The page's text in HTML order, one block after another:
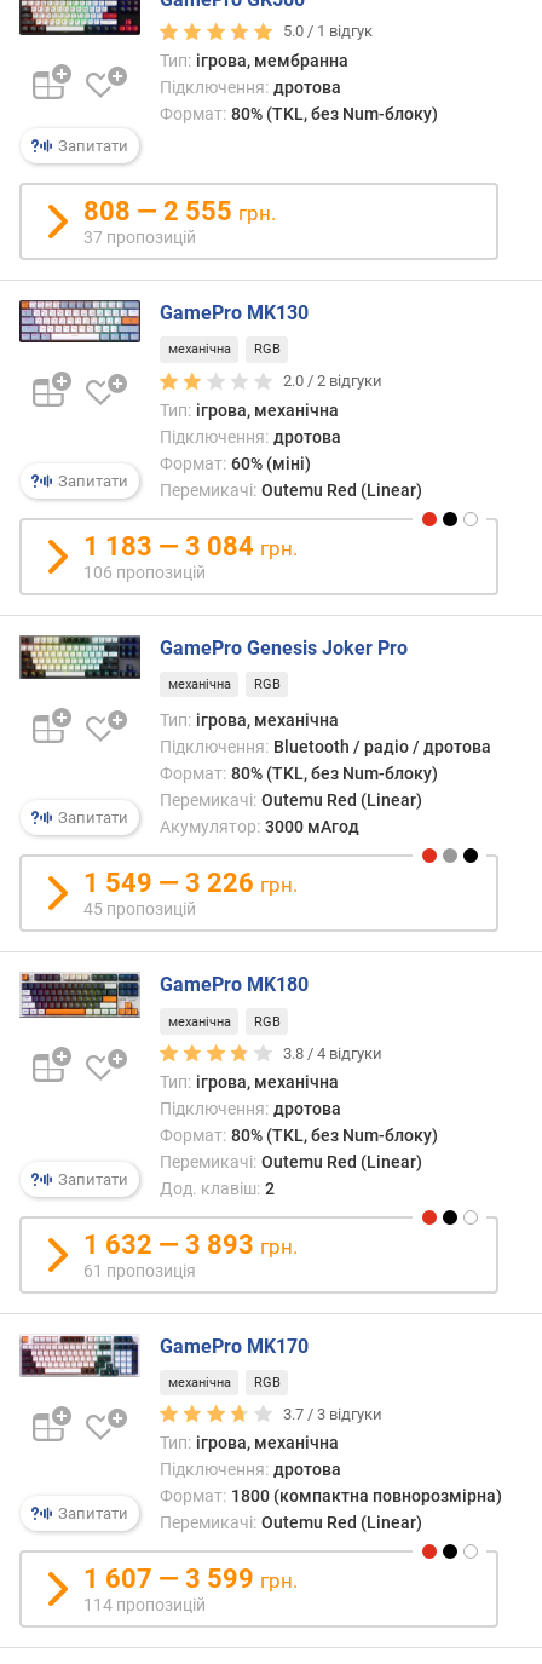
ю
п
о
з
и
ц
і
й
в
р
с
B
l
u
e
t
o
o
t
т
д
а
н
а
л
ь
п
ш
е
т
а
р
з
к
а
х
і
д
к
л
Запитати
5.0 / 1 відгук
Тип: ігрова, мембранна
Підключення: дротова
Формат: 80% (TKL, без Num-блоку)
808 — 2 555 грн.
37 пропозицій
Запитати
GamePro MK130
механічна RGB
2.0 /2 відгуки
Тип: ігрова, механічна
Підключення: дротова
Формат: 60% (міні)
Перемикачі: Outemu Red (Linear)
1 183 — 3 084 грн.
106 пропозицій
Запитати
GamePro Genesis Joker Pro
механічна RGB
Тип: ігрова, механічна
Підключення: Bluetooth / радіо / дротова
Формат: 80% (TKL, без Num-блоку)
Перемикачі: Outemu Red (Linear)
Акумулятор: 3000 мАгод
1 549 — 3 226 грн.
45 пропозицій
Запитати
GamePro MK180
механічна RGB
3.8 /4 відгуки
Тип: ігрова, механічна
Підключення: дротова
Формат: 80% (TKL, без Num-блоку)
Перемикачі: Outemu Red (Linear)
Дод. клавіш: 2
1 632 — 3 893 грн.
61 пропозиція
Запитати
GamePro MK170
механічна RGB
3.7 /3 відгуки
Тип: ігрова, механічна
Підключення: дротова
Формат: 1800 (компактна повнорозмірна)
Перемикачі: Outemu Red (Linear)
1 607 — 3 599 грн.
114 пропозицій